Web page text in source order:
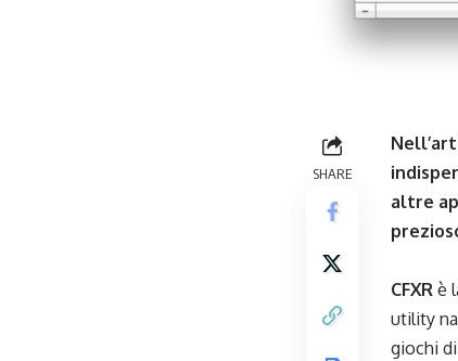
SHARE
altre
CFXR è
utility
giochi